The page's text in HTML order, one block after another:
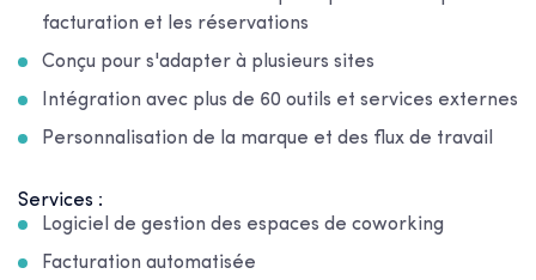
facturation et les réservations
Conçu pour s'adapter à plusieurs sites
Intégration avec plus de 60 outils et services externes
Personnalisation de la marque et des flux de travail
Services :
Logiciel de gestion des espaces de coworking
Facturation automatisée